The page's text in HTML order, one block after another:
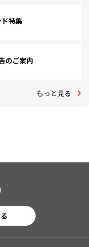
特集
のご案内
もっと見る